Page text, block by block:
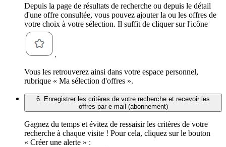
Depuis la page de résultats de recherche ou depuis le détail
d'une offre consultée, vous pouvez ajouter la ou les offres de
votre choix à votre sélection. Il suffit de cliquer sur l'icône
.
Vous les retrouverez ainsi dans votre espace personnel,
rubrique « Ma sélection d'offres ».
6. Enregistrer les critères de votre recherche et recevoir les
offres par e-mail (abonnement)
Gagnez du temps et évitez de ressaisir les critères de votre
recherche à chaque visite ! Pour cela, cliquez sur le bouton
« Créer une alerte » :